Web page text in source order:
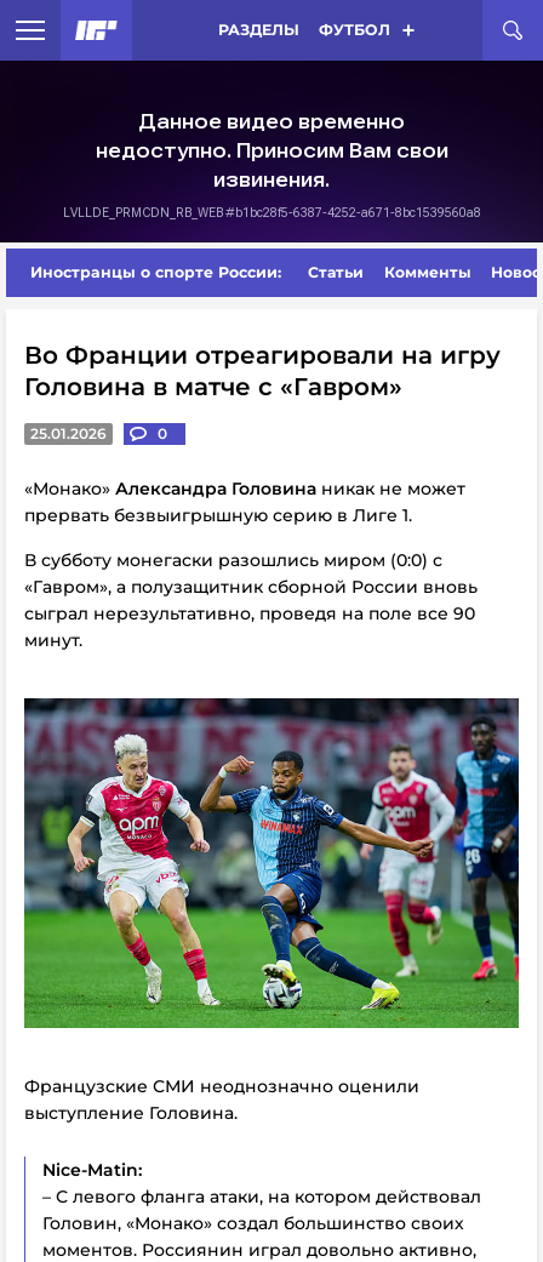
РАЗДЕЛЫ ФУТБОЛ
Иностранцы о спорте России: Статьи Комменты
Во Франции отреагировали на игру
Головина в матче с «Гавром»
25.01.2026 0
«Монако» Александра Головина никак не может
прервать безвыигрышную серию в Лиге 1.
В субботу монегаски разошлись миром (0:0) с
«Гавром», а полузащитник сборной России вновь
сыграл нерезультативно, проведя на поле все 90
минут.
Французские СМИ неоднозначно оценили
выступление Головина.
Nice-Matin:
– С левого фланга атаки, на котором действовал
Головин, «Монако» создал большинство своих
моментов. Россиянин играл довольно активно,